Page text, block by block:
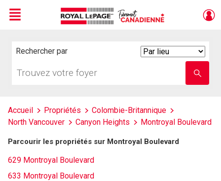
Menu
Rechercher par
votre
nom
Accueil Propriétés
Colombie-Britannique
North Vancouver
Canyon Heights Montroyal Boulevard
Parcourir les propriétés sur Montroyal Boulevard
629 Montroyal Boulevard
633 Montroyal Boulevard